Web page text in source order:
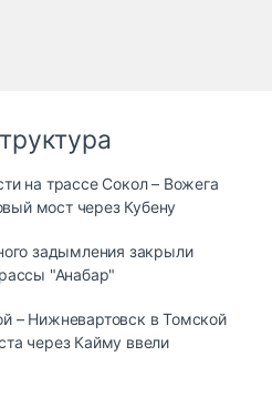
на трассе Сокол – Вожега
мост через Кубену
задымления закрыли
"Анабар"
– Нижневартовск в Томской
через Кайму ввели